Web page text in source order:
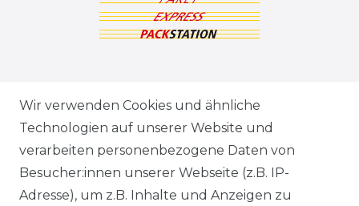
VERSANDARTEN & -KOSTEN
GEWERBETREIBENDE?
Wir verwenden Cookies und ähnliche
Technologien auf unserer Website und
verarbeiten personenbezogene Daten von
Besucher:innen unserer Webseite (z.B. IP-
Adresse), um z.B. Inhalte und Anzeigen zu